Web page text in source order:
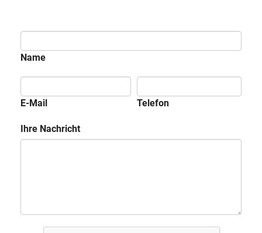
Name
E-Mail Telefon
Ihre Nachricht